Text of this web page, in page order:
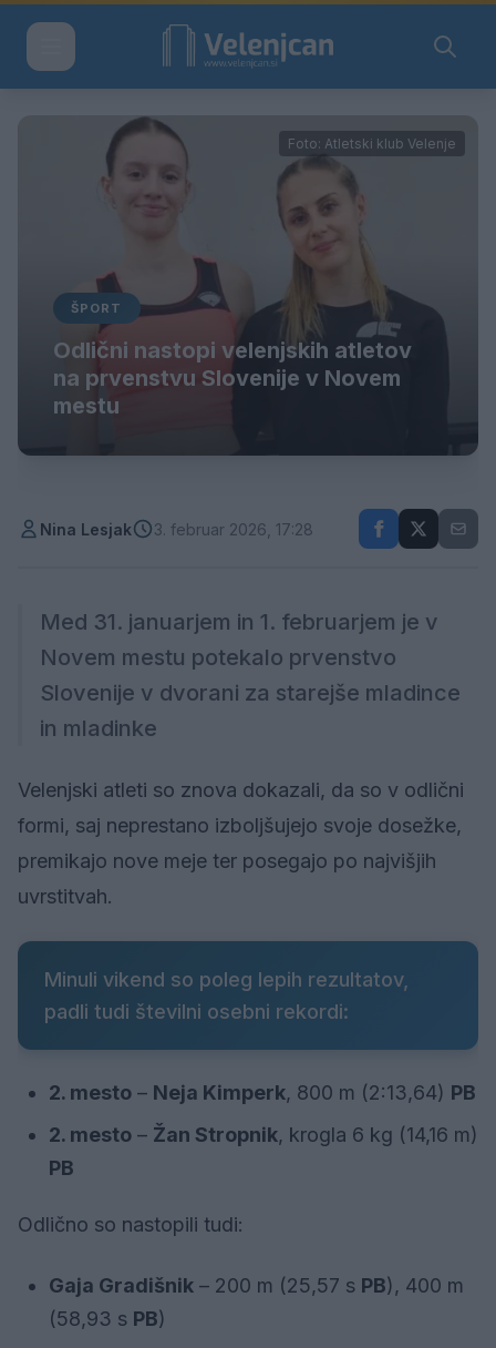
Foto: Atletski klub Velenje
ŠPORT
Odlični nastopi velenjskih atletov
na prvenstvu Slovenije v Novem
mestu
Nina Lesjak 3. februar 2026, 17:28
Med 31. januarjem in 1. februarjem je v
Novem mestu potekalo prvenstvo
Slovenije v dvorani za starejše mladince
in mladinke
Velenjski atleti so znova dokazali, da so v odlični
formi, saj neprestano izboljšujejo svoje dosežke,
premikajo nove meje ter posegajo po najvišjih
uvrstitvah.
Minuli vikend so poleg lepih rezultatov,
padli tudi številni osebni rekordi:
2. mesto – Neja Kimperk, 800 m (2:13,64) PB
2. mesto – Žan Stropnik, krogla 6 kg (14,16 m)
PB
Odlično so nastopili tudi:
Gaja Gradišnik – 200 m (25,57 s PB), 400 m
(58,93 s PB)